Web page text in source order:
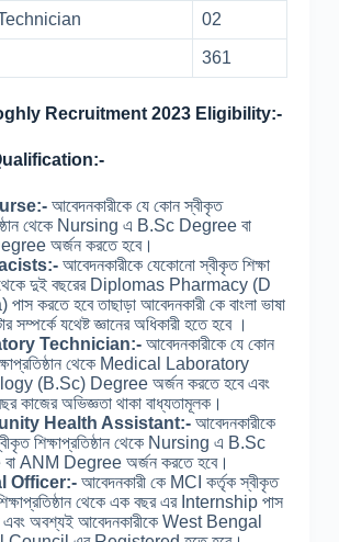
02
361
Recruitment 2023 Eligibility:-
আবেদনকারীকে যে কোন স্বীকৃত
থেকে Nursing এ B.Sc Degree বা
অর্জন করতে হবে।
আবেদনকারীকে যেকোনো স্বীকৃত শিক্ষা
থেকে দুই বছরের Diplomas Pharmacy (D
করতে হবে তাছাড়া আবেদনকারী কে বাংলা ভাষা
সম্পর্কে যথেষ্ট জ্ঞানের অধিকারী হতে হবে ।
Technician:-আবেদনকারীকে যে কোন
থেকে Medical Laboratory
(B.Sc) Degree অর্জন করতে হবে এবং
কাজের অভিজ্ঞতা থাকা বাধ্যতামূলক।
Health Assistant:- আবেদনকারীকে
শিক্ষাপ্রতিষ্ঠান থেকে Nursing এ B.Sc
ANM Degree অর্জন করতে হবে।
Officer:- আবেদনকারী কে MCI কর্তৃক স্বীকৃত
থেকে এক বছর এর Internship পাস
এবং অবশ্যই আবেদনকারীকে West Bengal